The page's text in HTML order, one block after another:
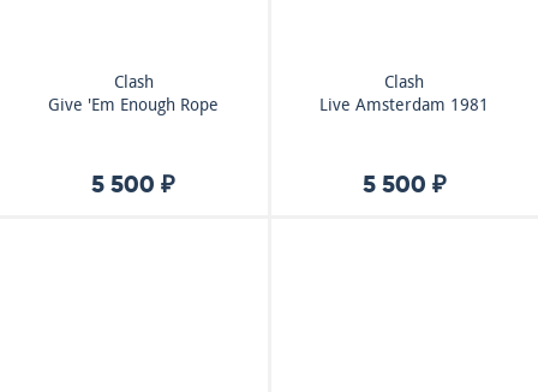
Clash
Give 'Em Enough Rope
5 500 ₽
Clash
Live Amsterdam 1981
5 500 ₽